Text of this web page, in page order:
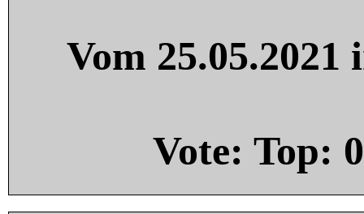
Vom
Vote: Top: 0